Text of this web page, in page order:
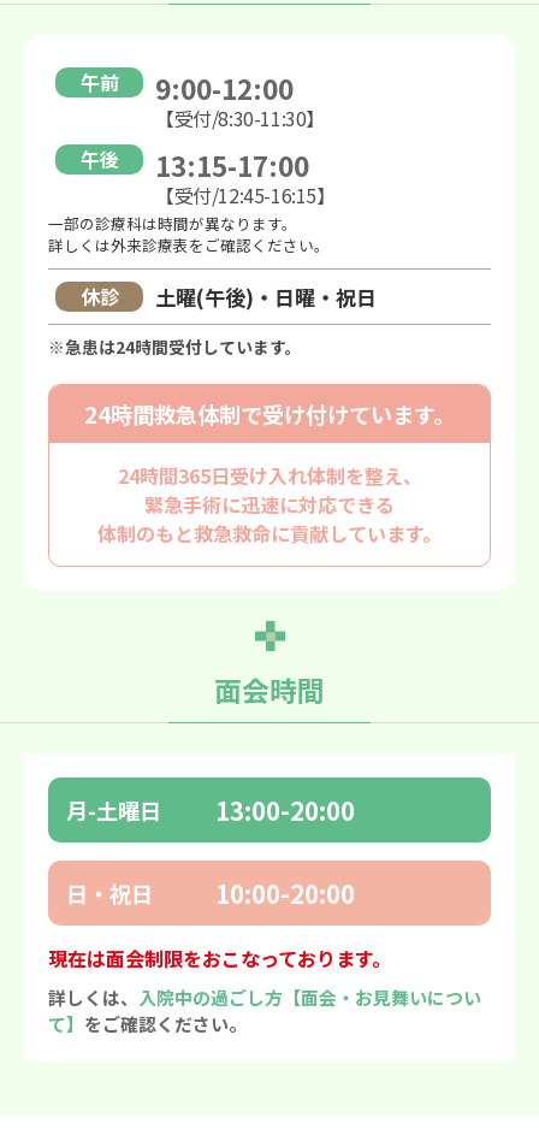
午前 9:00-12:00
【受付/8:30-11:30】
午後
13:15-17:00
【受付/12:45-16:15】
一部の診療科は時間が異なります。
詳しくは外来診療表をご確認ください。
休診 土曜(午後)・日曜・祝日
※急患は24時間受付しています。
24時間救急体制で受け付けています。
24時間365日受け入れ体制を整え、
緊急手術に迅速に対応できる
体制のもと救急救命に貢献しています。
面会時間
月-土曜日 13:00-20:00
日・祝日 10:00-20:00
現在は面会制限をおこなっております。
詳しくは、 入院中の過ごし方【面会・お見舞いについ
て】 をご確認ください。